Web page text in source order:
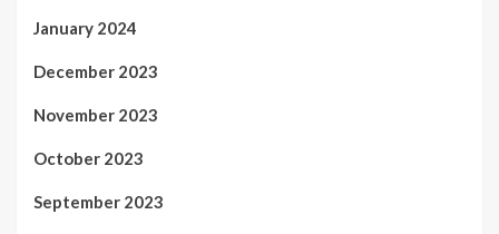
January 2024
December 2023
November 2023
October 2023
September 2023